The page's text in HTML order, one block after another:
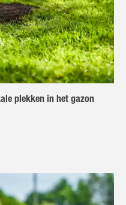
plekken in het gazon